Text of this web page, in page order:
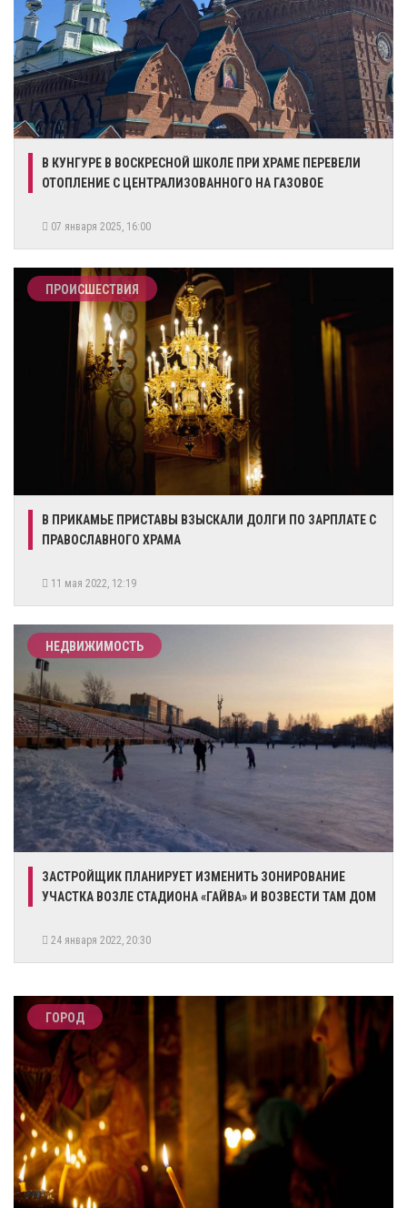
​В КУНГУРЕ В ВОСКРЕСНОЙ ШКОЛЕ ПРИ ХРАМЕ ПЕРЕВЕЛИ
ОТОПЛЕНИЕ С ЦЕНТРАЛИЗОВАННОГО НА ГАЗОВОЕ
07 января 2025, 16:00
ПРОИСШЕСТВИЯ
В ПРИКАМЬЕ ПРИСТАВЫ ВЗЫСКАЛИ ДОЛГИ ПО ЗАРПЛАТЕ С
ПРАВОСЛАВНОГО ХРАМА
11 мая 2022, 12:19
НЕДВИЖИМОСТЬ
ЗАСТРОЙЩИК ПЛАНИРУЕТ ИЗМЕНИТЬ ЗОНИРОВАНИЕ
УЧАСТКА ВОЗЛЕ СТАДИОНА «ГАЙВА» И ВОЗВЕСТИ ТАМ ДОМ
24 января 2022, 20:30
ГОРОД